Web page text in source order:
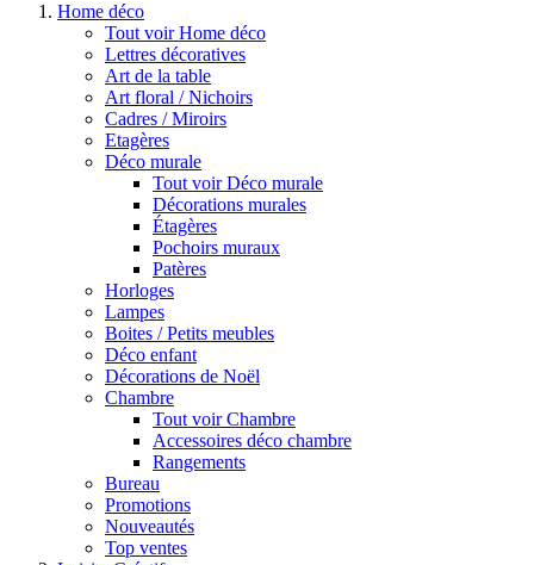
Home déco
Tout voir Home déco
Lettres décoratives
Art de la table
Art floral / Nichoirs
Cadres / Miroirs
Etagères
Déco murale
Tout voir Déco murale
Décorations murales
Étagères
Pochoirs muraux
Patères
Horloges
Lampes
Boites / Petits meubles
Déco enfant
Décorations de Noël
Chambre
Tout voir Chambre
Accessoires déco chambre
Rangements
Bureau
Promotions
Nouveautés
Top ventes